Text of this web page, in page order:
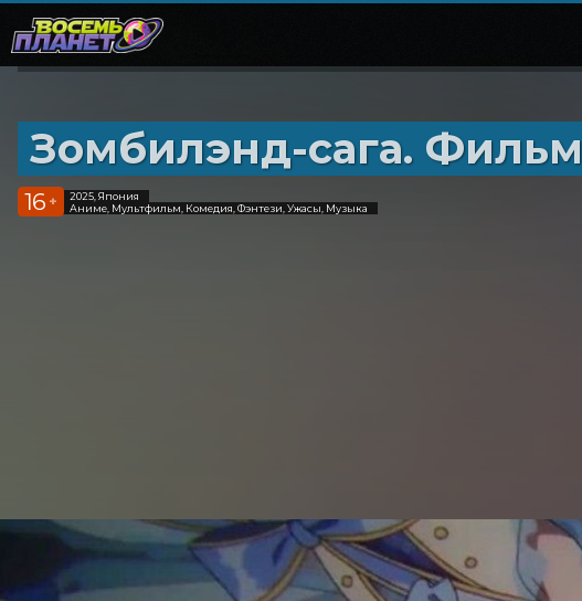
Зомбилэнд-сага. Фильм
16 +
2025, Япония
Аниме, Мультфильм, Комедия, Фэнтези, Ужасы, Музыка